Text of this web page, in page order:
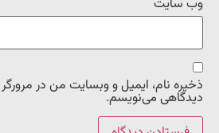
وب‌ سایت
ذخیره نام، ایمیل و وبسایت من در مرورگر
دیدگاهی می‌نویسم.